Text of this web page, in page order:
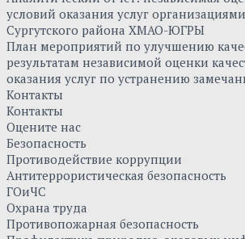
условий оказания услуг
Сургутского района ХМАО-ЮГРЫ
План мероприятий по улучшению
результатам независимой оценки
оказания услуг по устранению
Контакты
Контакты
Оцените нас
Безопасность
Противодействие коррупции
Антитеррористическая безопасность
ГОиЧС
Охрана труда
Противопожарная безопасность